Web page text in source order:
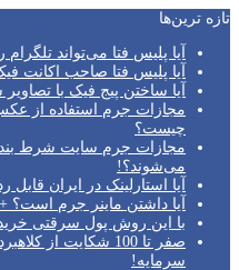
تازه‌ ترین‌ها
آیا پلیس فتا می‌تواند
آیا پلیس فتا صاحب اکانت
آیا ساختن پیج فیک با
مجازات جرم استفاده از
چیست؟
مجازات جرم سایت شرط
می‌شوند؟!
آیا استارلینک در ایران
آیا داشتن ماینر جرم است؟ +
با این روش پول سرقتی خرید
صفر تا 100 شکایت از
سرمایه!